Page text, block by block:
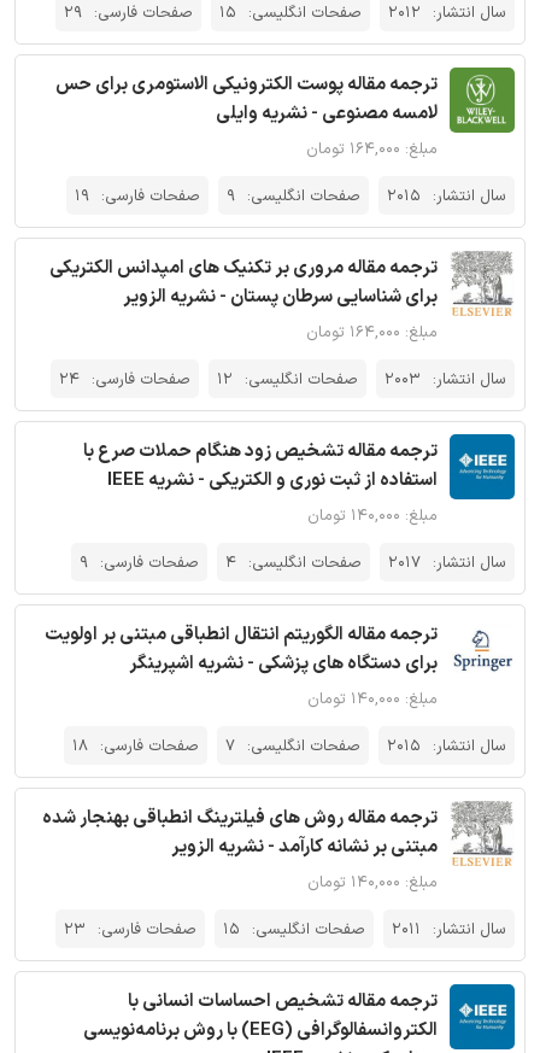
سال انتشار: 2012 صفحات انگلیسی: 15 صفحات فارسی: 29
ترجمه مقاله پوست الکترونیکی الاستومری برای حس
لامسه مصنوعی - نشریه وایلی
مبلغ: ۱۶۴,۰۰۰ تومان
سال انتشار: 2015 صفحات انگلیسی: 9 صفحات فارسی: 19
ترجمه مقاله مروری بر تکنیک های امپدانس الکتریکی
برای شناسایی سرطان پستان - نشریه الزویر
مبلغ: ۱۶۴,۰۰۰ تومان
سال انتشار: 2003 صفحات انگلیسی: 12 صفحات فارسی: 24
ترجمه مقاله تشخیص زود هنگام حملات صرع با
استفاده از ثبت نوری و الکتریکی - نشریه IEEE
مبلغ: ۱۴۰,۰۰۰ تومان
سال انتشار: 2017 صفحات انگلیسی: 4 صفحات فارسی: 9
ترجمه مقاله الگوریتم انتقال انطباقی مبتنی بر اولویت
برای دستگاه های پزشکی - نشریه اشپرینگر
مبلغ: ۱۴۰,۰۰۰ تومان
سال انتشار: 2015 صفحات انگلیسی: 7 صفحات فارسی: 18
ترجمه مقاله روش های فیلترینگ انطباقی بهنجار شده
مبتنی بر نشانه کارآمد - نشریه الزویر
مبلغ: ۱۴۰,۰۰۰ تومان
سال انتشار:
2011 صفحات انگلیسی: 15 صفحات فارسی: 23
ترجمه مقاله تشخیص احساسات انسانی با
الکتروانسفالوگرافی (EEG) با روش برنامه‌نویسی